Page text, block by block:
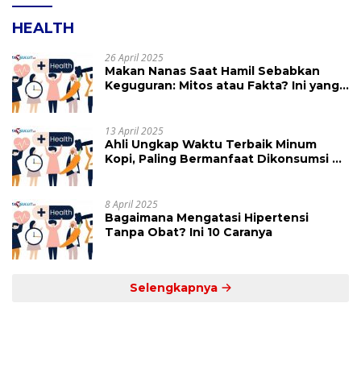
HEALTH
26 April 2025
Makan Nanas Saat Hamil Sebabkan
Keguguran: Mitos atau Fakta? Ini yang
13 April 2025
Ahli Ungkap Waktu Terbaik Minum
Kopi, Paling Bermanfaat Dikonsumsi di
8 April 2025
Bagaimana Mengatasi Hipertensi
Tanpa Obat? Ini 10 Caranya
Selengkapnya